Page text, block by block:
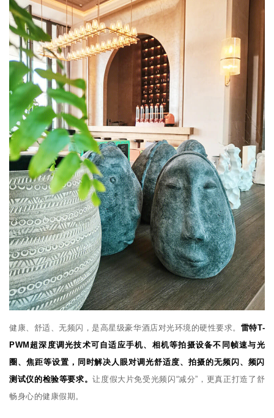
健康、舒适、无频闪，是高星级豪华酒店对光环境的硬性要求。 雷特T-
PWM超深度调光技术可自适应手机、相机等拍摄设备不同帧速与光
圈、焦距等设置，同时解决人眼对调光舒适度、拍摄的无频闪、频闪
测试仪的检验等要求。让度假大片免受光频闪“减分”，更真正打造了舒
畅身心的健康假期。